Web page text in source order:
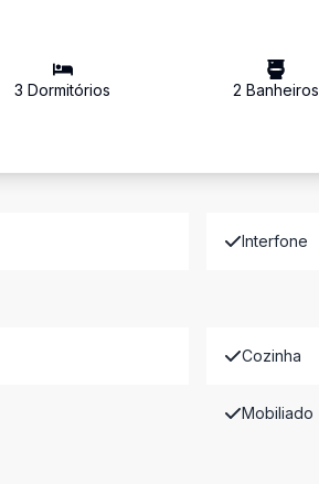
3 Dormitórios 2 Banheiros
Interfone
Cozinha
Mobiliado